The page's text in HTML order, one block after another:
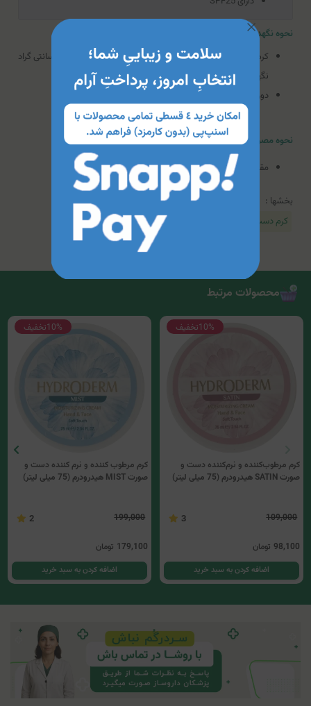
نحوه نگهداری کرم مرطوب کننده دست بادی ویت ویتالیر (SPF 25)
کرم را دور از تابش مستقیم نور خورشید و در دمای 28-4 درجه سانتی گراد
نگهداری شود.
دور از دسترس کودکان قرار گیرد.
نحوه مصرف کرم مرطوب کننده دست بادی ویت ویتالیر (SPF 25)
مقداری از را روی پوست دست به آرامی ماساژ دهید تا جذب شود.
بخشها :
کرم دست
محصولات مرتبط
10%تخفیف
کرم مرطوب‌کننده و نرم‌کننده دست و
صورت SATIN هیدرودرم (75 میلی لیتر)
109,000
3
98,100 تومان
اضافه کردن به سبد خرید
10%تخفیف
کرم مرطوب کننده و نرم کننده دست و
صورت MIST هیدرودرم (75 میلی لیتر)
199,000
2
179,100 تومان
اضافه کردن به سبد خرید